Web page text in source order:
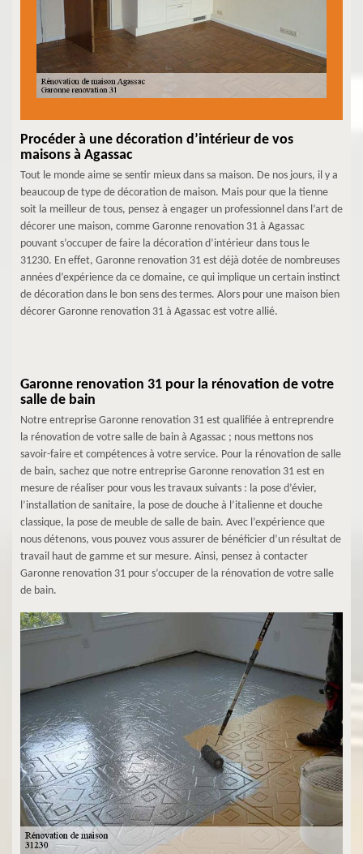
Procéder à une décoration d’intérieur de vos
maisons à Agassac
Tout le monde aime se sentir mieux dans sa maison. De nos jours, il y a
beaucoup de type de décoration de maison. Mais pour que la tienne
soit la meilleur de tous, pensez à engager un professionnel dans l’art de
décorer une maison, comme Garonne renovation 31 à Agassac
pouvant s’occuper de faire la décoration d’intérieur dans tous le
31230. En effet, Garonne renovation 31 est déjà dotée de nombreuses
années d’expérience da ce domaine, ce qui implique un certain instinct
de décoration dans le bon sens des termes. Alors pour une maison bien
décorer Garonne renovation 31 à Agassac est votre allié.
Garonne renovation 31 pour la rénovation de votre
salle de bain
Notre entreprise Garonne renovation 31 est qualifiée à entreprendre
la rénovation de votre salle de bain à Agassac ; nous mettons nos
savoir-faire et compétences à votre service. Pour la rénovation de salle
de bain, sachez que notre entreprise Garonne renovation 31 est en
mesure de réaliser pour vous les travaux suivants : la pose d’évier,
l’installation de sanitaire, la pose de douche à l’italienne et douche
classique, la pose de meuble de salle de bain. Avec l’expérience que
nous détenons, vous pouvez vous assurer de bénéficier d’un résultat de
travail haut de gamme et sur mesure. Ainsi, pensez à contacter
Garonne renovation 31 pour s’occuper de la rénovation de votre salle
de bain.